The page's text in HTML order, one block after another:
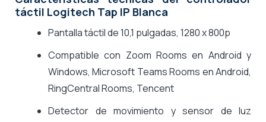
táctil Logitech Tap IP Blanca
Pantalla táctil de 10,1 pulgadas, 1280 x 800p
Compatible con Zoom Rooms en Android y
Windows, Microsoft Teams Rooms en Android,
RingCentral Rooms, Tencent
Detector de movimiento y sensor de luz